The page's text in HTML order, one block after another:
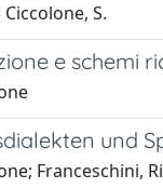
S.
e schemi
und
Franceschini,